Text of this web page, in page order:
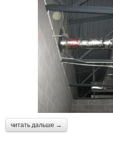
читать дальше →